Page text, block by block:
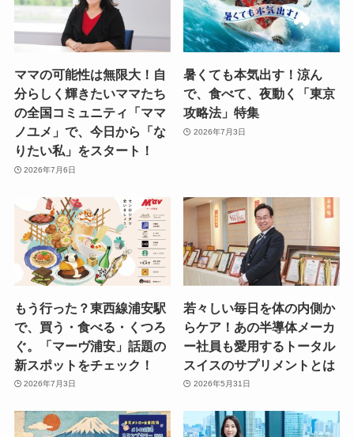
ママの可能性は無限大！自
分らしく輝きたいママたち
の全国コミュニティ「ママ
ノユメ」で、今日から「な
りたい私」をスタート！
2026年7月6日
暑くても本気出す！涼ん
で、食べて、夜動く「東京
攻略法」特集
2026年7月3日
もう行った？東西線浦安駅
で、買う・食べる・くつろ
ぐ。「マーヴ浦安」話題の
新スポットをチェック！
2026年7月3日
若々しい毎日を体の内側か
らケア！あの半導体メーカ
ー社員も愛用するトータル
スイスのサプリメントとは
2026年5月31日